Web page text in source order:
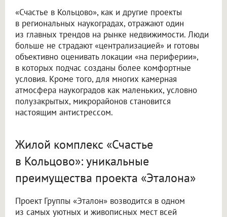
«Счастье в Кольцово», как и другие проекты
в региональных наукоградах, отражают один
из главных трендов на рынке недвижимости. Люди
больше не страдают «централизацией» и готовы
объективно оценивать локации «на периферии»,
в которых подчас созданы более комфортные
условия. Кроме того, для многих камерная
атмосфера наукоградов как маленьких, условно
полузакрытых, микрорайонов становится
настоящим антистрессом.
Жилой комплекс «Счастье
в Кольцово»: уникальные
преимущества проекта «Эталона»
Проект Группы «Эталон» возводится в одном
из самых уютных и живописных мест всей